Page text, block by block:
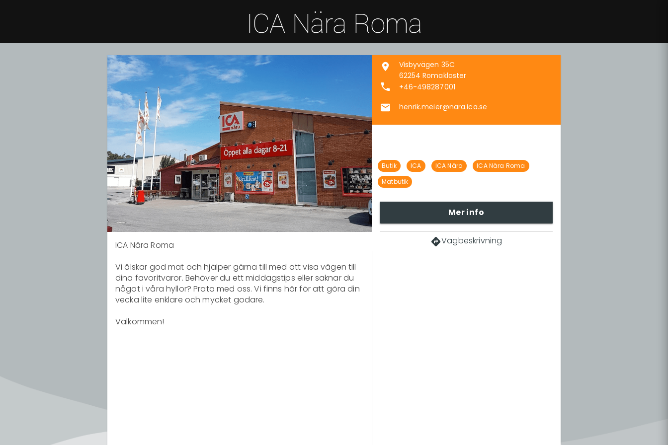
ICA Nära Roma
Visbyvägen 35C
62254 Romakloster
+46-498287001
henrik.meier@nara.ica.se
Butik ICA ICA Nära
ICA Nära Roma
Matbutik
Mer info
ICA Nära Roma
Vi älskar god mat och hjälper gärna till med att visa vägen till
dina favoritvaror. Behöver du ett middagstips eller saknar du
något i våra hyllor? Prata med oss. Vi finns här för att göra din
vecka lite enklare och mycket godare.
Välkommen!
Vägbeskrivning